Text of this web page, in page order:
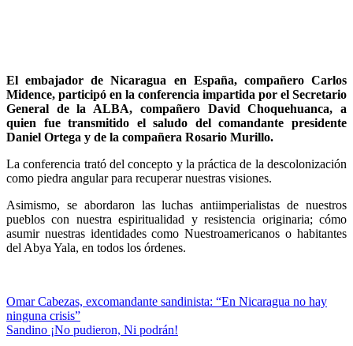
El embajador de Nicaragua en España, compañero Carlos
Midence, participó en la conferencia impartida por el Secretario
General de la ALBA, compañero David Choquehuanca, a
quien fue transmitido el saludo del comandante presidente
Daniel Ortega y de la compañera Rosario Murillo.
La conferencia trató del concepto y la práctica de la descolonización
como piedra angular para recuperar nuestras visiones.
Asimismo, se abordaron las luchas antiimperialistas de nuestros
pueblos con nuestra espiritualidad y resistencia originaria; cómo
asumir nuestras identidades como Nuestroamericanos o habitantes
del Abya Yala, en todos los órdenes.
Navegación
de
Omar Cabezas, excomandante sandinista: “En Nicaragua no hay
ninguna crisis”
Sandino ¡No pudieron, Ni podrán!